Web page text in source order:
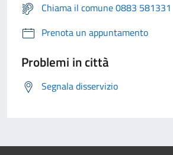
Chiama il comune 0883 581331
Prenota un appuntamento
Problemi in città
Segnala disservizio